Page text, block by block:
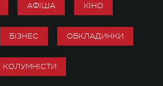
АФІША КІНО
БІЗНЕС ОБКЛАДИНКИ
КОЛУМНІСТИ